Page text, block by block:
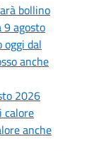
bollino
9 agosto
dal
anche
2026
calore
anche